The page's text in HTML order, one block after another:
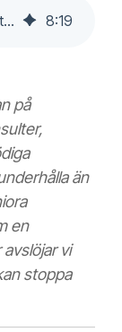
Varför Din HubSpot-Implementation Kostade 3x Mer Än Den Borde 8:19
på
än
en
vi
stoppa